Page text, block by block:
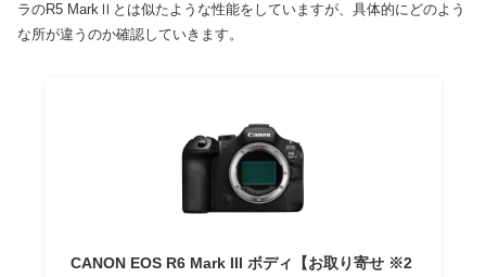
ラのR5 MarkⅡとは似たような性能をしていますが、具体的にどのよう
な所が違うのか確認していきます。
CANON EOS R6 Mark III ボディ【お取り寄せ ※2